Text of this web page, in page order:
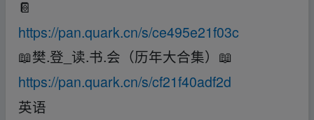
📔
https://pan.quark.cn/s/ce495e21f03c
📖樊.登_读.书.会（历年大合集）📖
https://pan.quark.cn/s/cf21f40adf2d
英语